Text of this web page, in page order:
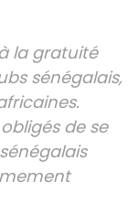
la gratuité
sénégalais,
de se